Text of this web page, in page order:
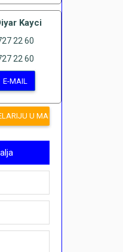
Kayci
22 60
22 60
E-MAIL
U MAHMUTLARU